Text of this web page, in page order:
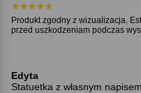
Produkt zgodny z wizualizacja.
przed uszkodzeniam podczas
Statuetka z własnym
Edyta